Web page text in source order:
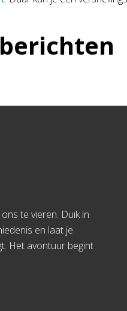
te vieren. Duik in
en laat je
Het avontuur begint